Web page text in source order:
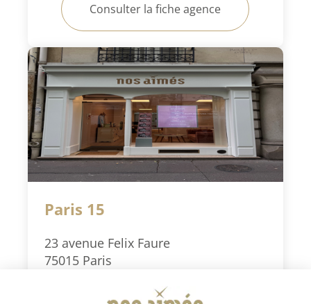
Consulter la fiche agence
Paris 15
23 avenue Felix Faure
75015 Paris
paris15@nosaimes.fr